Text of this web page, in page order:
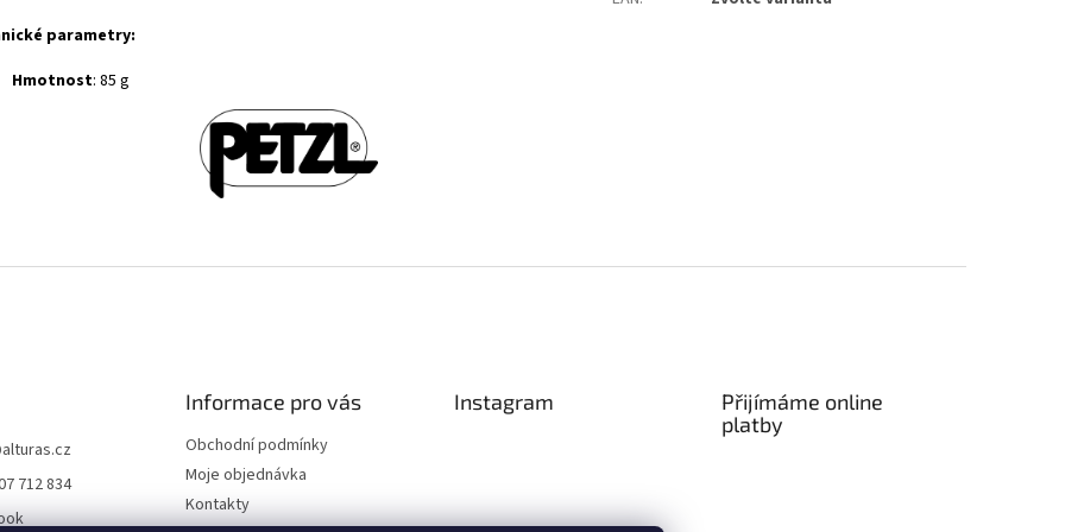
parametry:
Hmotnost: 85 g
alturas.cz
712 834
Informace pro vás
Obchodní podmínky
Moje objednávka
Kontakty
Instagram
Přijímáme online
platby